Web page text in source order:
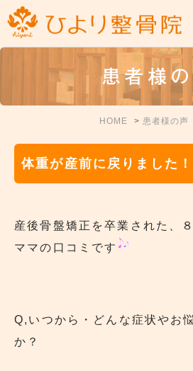
患者様
HOME 患者様の声
体重が産前に戻りました！
産後骨盤矯正を卒業された、
ママの口コミです
Q,いつから・どんな症状やお
か？